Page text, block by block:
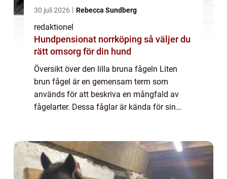
30 juli 2026 Rebecca Sundberg
redaktionel
Hundpensionat norrköping så väljer du
rätt omsorg för din hund
Översikt över den lilla bruna fågeln Liten
brun fågel är en gemensam term som
används för att beskriva en mångfald av
fågelarter. Dessa fåglar är kända för sin
vanliga före...